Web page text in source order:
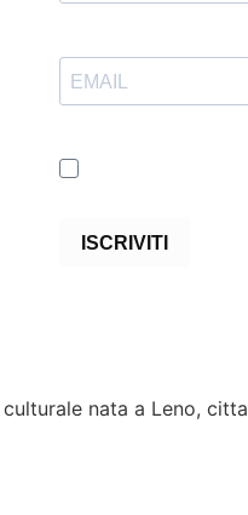
ISCRIVITI
nata a Leno,